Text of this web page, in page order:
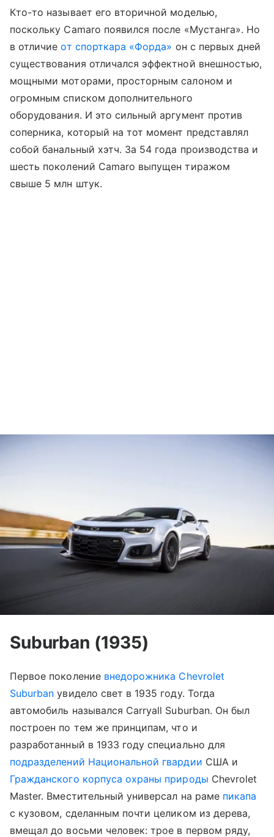
Кто-то называет его вторичной моделью,
поскольку Camaro появился после «Мустанга». Но
в отличиеот спорткара «Форда» он с первых дней
существования отличался эффектной внешностью,
мощными моторами, просторным салоном и
огромным списком дополнительного
оборудования. И это сильный аргумент против
соперника, который на тот момент представлял
собой банальный хэтч. За 54 года производства и
шесть поколений Camaro выпущен тиражом
свыше 5 млн штук.
Suburban (1935)
Первое поколение внедорожника Chevrolet
Suburban увидело свет в 1935 году. Тогда
автомобиль назывался Carryall Suburban. Он был
построен по тем же принципам, что и
разработанный в 1933 году специально для
подразделений Национальной гвардии США и
Гражданского корпуса охраны природы Chevrolet
Master. Вместительный универсал на раме пикапа
с кузовом, сделанным почти целиком из дерева,
вмещал до восьми человек: трое в первом ряду,